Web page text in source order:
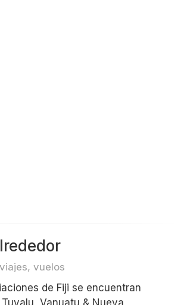
vuelos
de Fiji se encuentran
Vanuatu & Nueva